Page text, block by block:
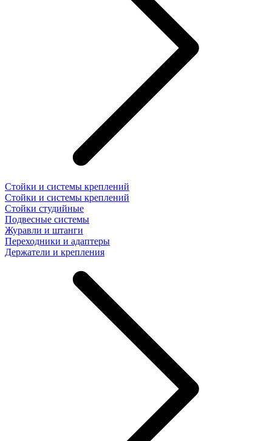
Стойки и системы креплений
Стойки и системы креплений
Стойки студийные
Подвесные системы
Журавли и штанги
Переходники и адаптеры
Держатели и крепления